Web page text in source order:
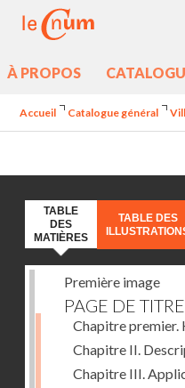
À PROPOS
Accueil Catalogue général
TABLE
DES
MATIÈRES
TABLE DES
Première image
PAGE DE TITRE
Chapitre premier.
Chapitre II.
Chapitre III.